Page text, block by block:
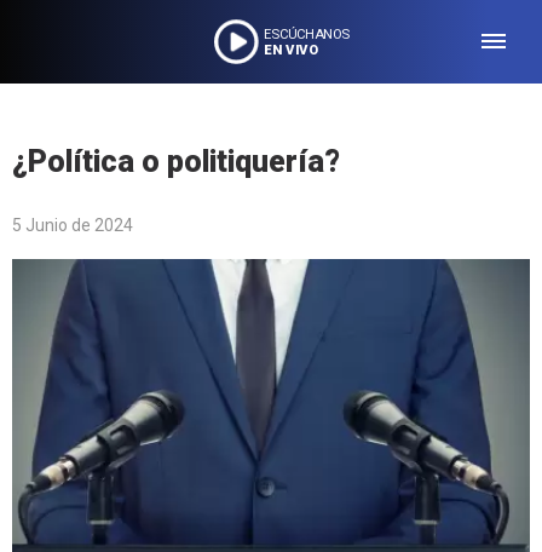
ESCÚCHANOS
EN VIVO
¿Política o politiquería?
5 Junio de 2024